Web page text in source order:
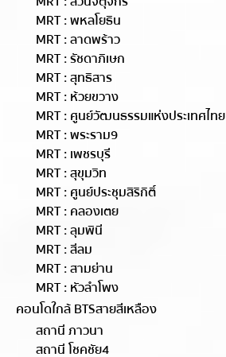
MRT : พหลโยธิน
MRT : ลาดพร้าว
MRT : รัชดาภิเษก
MRT : สุทธิสาร
MRT : ห้วยขวาง
MRT : ศูนย์วัฒนธรรมแห่งประเทศไทย
MRT : พระราม9
MRT : เพชรบุรี
MRT : สุขุมวิท
MRT : ศูนย์ประชุมสิริกิติ์
MRT : คลองเตย
MRT : ลุมพินี
MRT : สีลม
MRT : สามย่าน
MRT : หัวลำโพง
คอนโดใกล้ BTSสายสีเหลือง
สถานี ภาวนา
สถานี โชคชัย4